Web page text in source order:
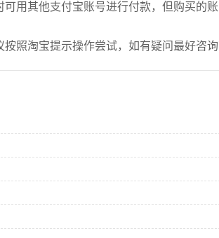
用其他支付宝账号进行付款，但购买的
照淘宝提示操作尝试，如有疑问最好咨